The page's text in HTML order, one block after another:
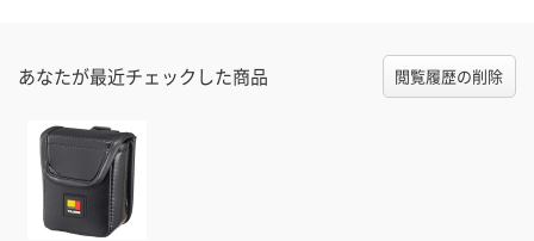
あなたが最近チェックした商品 閲覧履歴の削除